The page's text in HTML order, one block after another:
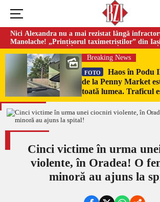
Nici Alexandra nu a mai rezistat lângă
Manolache! „Prințișorul taximetriștilor” din
doi ani de căsnicie
Breaking News
FOTO
Haos în Podu
de la Penny Market
toată lumea. Traficul
Cinci victime în urma
violente, în Oradea! O
minoră au ajuns la